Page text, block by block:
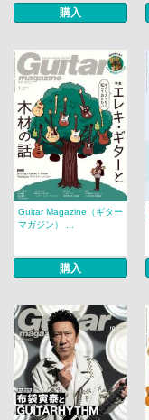
購入
Guitar Magazine（ギター
マガジン） ...
購入